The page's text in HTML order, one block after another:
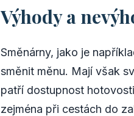
Výhody a
Směnárny, jako je
směnit měnu. Mají však
patří dostupnost
zejména při cestách do